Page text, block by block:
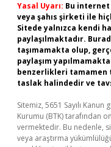
Yasal Uyarı: Bu
veya şahıs şirketi ile
Sitede yalnızca kendi
paylaşılmaktadır.
taşımamakta olup,
paylaşım
benzerlikleri tamamen
taslak halindedir ve
Sitemiz, 5651 Sayılı
Kurumu (BTK) tarafından
vermektedir. Bu nedenle,
veya araştırma